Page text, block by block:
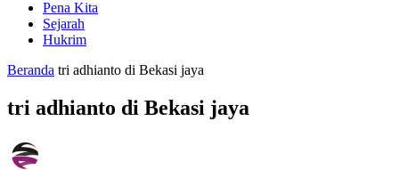
Pena Kita
Sejarah
Hukrim
Beranda tri adhianto di Bekasi jaya
tri adhianto di Bekasi jaya